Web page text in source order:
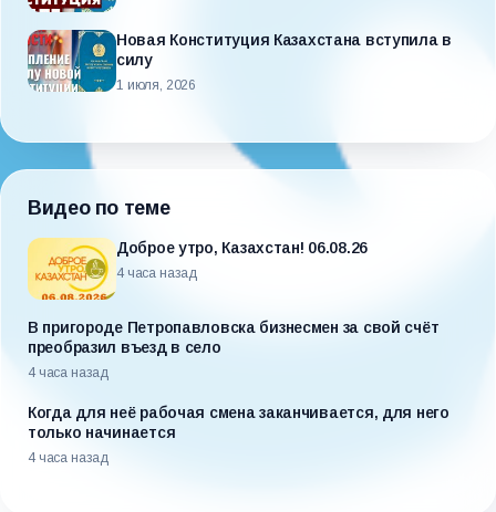
Новая Конституция Казахстана вступила в
силу
1 июля, 2026
Видео по теме
Доброе утро, Казахстан! 06.08.26
4 часа назад
В пригороде Петропавловска бизнесмен за свой счёт
преобразил въезд в село
4 часа назад
Когда для неё рабочая смена заканчивается, для него
только начинается
4 часа назад